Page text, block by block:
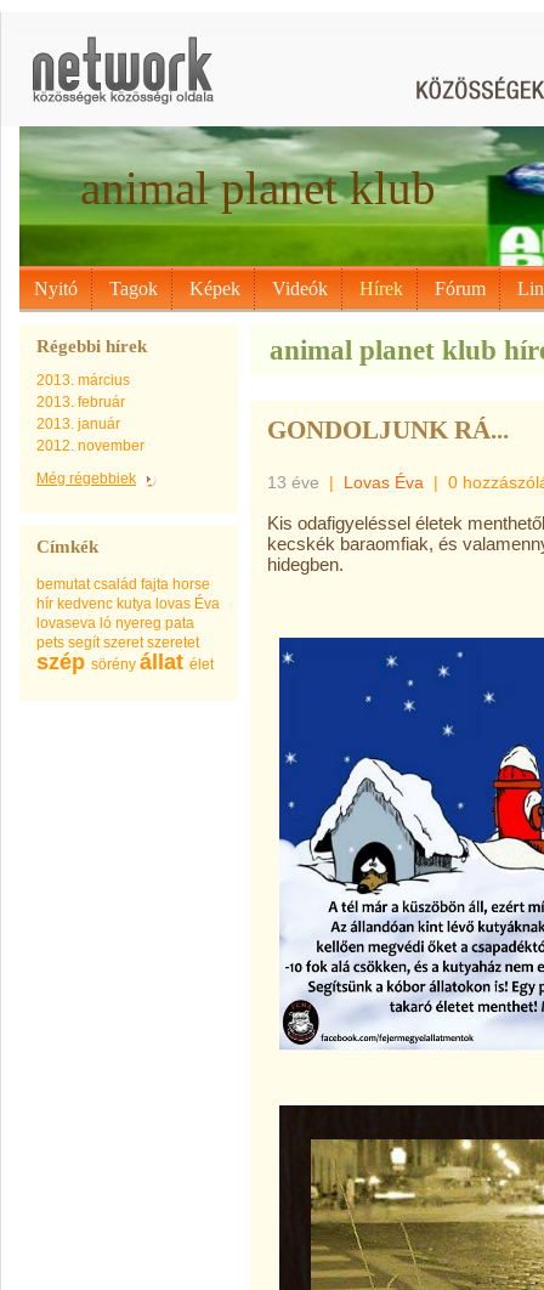
animal planet klub
Nyitó Tagok Képek Videók Hírek Fórum
Régebbi hírek
2013. március
2013. február
2013. január
2012. november
Még régebbiek
Címkék
bemutat család fajta horse
hír kedvenc kutya lovas Éva
lovaseva ló nyereg pata
pets segít szeret szeretet
szép sörény állat élet
animal planet klub
GONDOLJUNK RÁ...
13 éve | Lovas Éva | 0
Kis odafigyeléssel életek
kecskék baraomfiak, és
hidegben.